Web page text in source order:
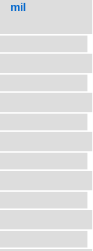
mil